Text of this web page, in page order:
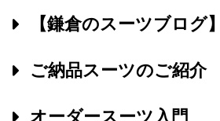
【鎌倉のスーツブログ】
ご納品スーツのご紹介
オーダースーツ入門